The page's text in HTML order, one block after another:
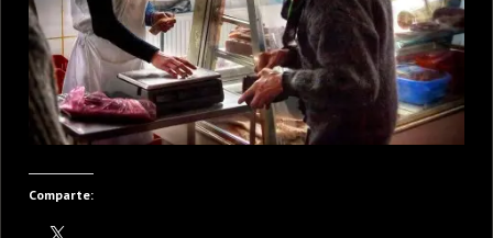
Comparte: